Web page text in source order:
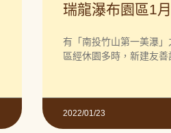
瑞龍瀑布園區1
有「南投竹山第一美瀑」
區經休園多時，新建友
2022/01/23